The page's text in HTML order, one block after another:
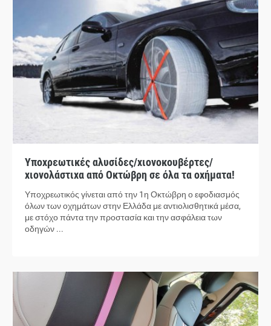
Υποχρεωτικές αλυσίδες/χιονοκουβέρτες/
χιονολάστιχα από Οκτώβρη σε όλα τα οχήματα!
Υποχρεωτικός γίνεται από την 1η Οκτώβρη ο εφοδιασμός
όλων των οχημάτων στην Ελλάδα με αντιολισθητικά μέσα,
με στόχο πάντα την προστασία και την ασφάλεια των
οδηγών ...